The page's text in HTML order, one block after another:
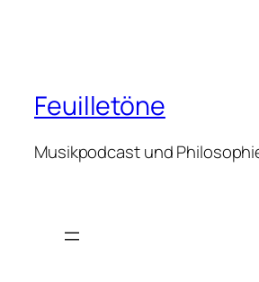
Feuilletöne
Musikpodcast und